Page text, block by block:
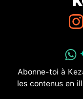
Abonne-toi à
les contenus en